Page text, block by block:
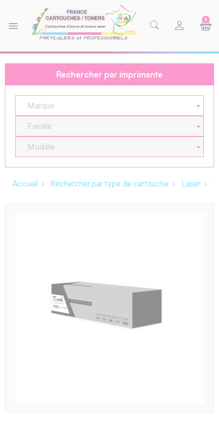
menu
0
Rechercher par imprimante
Marque
Famille
Modèle
Accueil Rechercher par type de cartouche Laser